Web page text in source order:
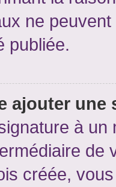
ne
publiée.
ajouter une
à un
créée,